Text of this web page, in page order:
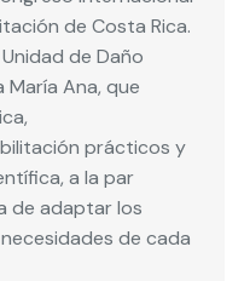
de Costa Rica.
de Daño
Ana, que
prácticos y
a la par
de adaptar los
de cada